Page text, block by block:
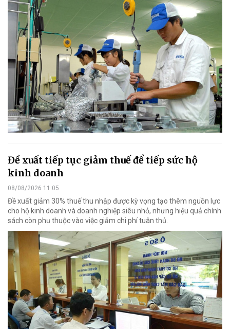
Đề xuất tiếp tục giảm thuế để tiếp sức hộ
kinh doanh
08/08/2026 11:05
Đề xuất giảm 30% thuế thu nhập được kỳ vọng tạo thêm nguồn lực
cho hộ kinh doanh và doanh nghiệp siêu nhỏ, nhưng hiệu quả chính
sách còn phụ thuộc vào việc giảm chi phí tuân thủ.